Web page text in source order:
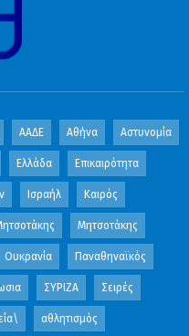
ΑΑΔΕ Αθήνα Αστυνομία
Ελλάδα Επικαιρότητα
Ισραήλ Καιρός
Μητσοτάκης
Ουκρανία Παναθηναϊκός
ΣΥΡΙΖΑ Σειρές
αθλητισμός